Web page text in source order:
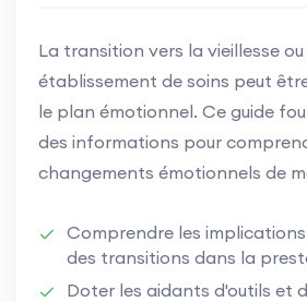
La transition vers la vieillesse ou
établissement de soins peut
le plan émotionnel. Ce guide
des informations pour
changements émotionnels de
Comprendre les
des transitions dans la
Doter les aidants d'outils et